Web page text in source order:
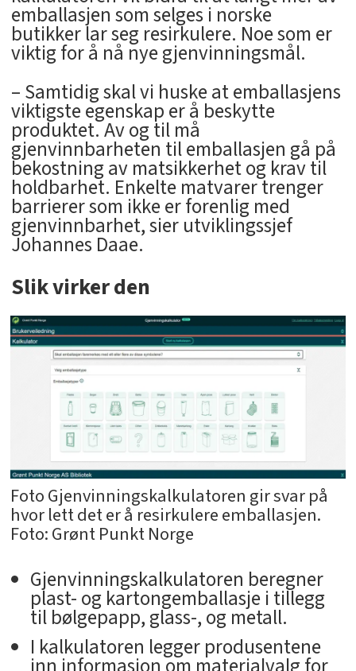
emballasjen som selges i norske
butikker lar seg resirkulere. Noe som er
viktig for å nå nye gjenvinningsmål.
– Samtidig skal vi huske at emballasjens
viktigste egenskap er å beskytte
produktet. Av og til må
gjenvinnbarheten til emballasjen gå på
bekostning av matsikkerhet og krav til
holdbarhet. Enkelte matvarer trenger
barrierer som ikke er forenlig med
gjenvinnbarhet, sier utviklingssjef
Johannes Daae.
Slik virker den
Foto Gjenvinningskalkulatoren gir svar på
hvor lett det er å resirkulere emballasjen.
Foto: Grønt Punkt Norge
Gjenvinningskalkulatoren beregner
plast- og kartongemballasje i tillegg
til bølgepapp, glass-, og metall.
I kalkulatoren legger produsentene